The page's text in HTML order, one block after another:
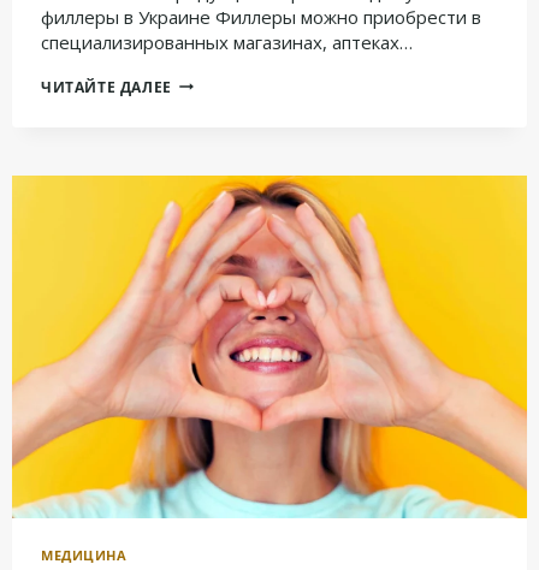
филлеры в Украине Филлеры можно приобрести в
специализированных магазинах, аптеках…
ЧИТАЙТЕ ДАЛЕЕ ГДЕ
ДЛЯ
КОСМЕТОЛОГИИ
МЕДИЦИНА